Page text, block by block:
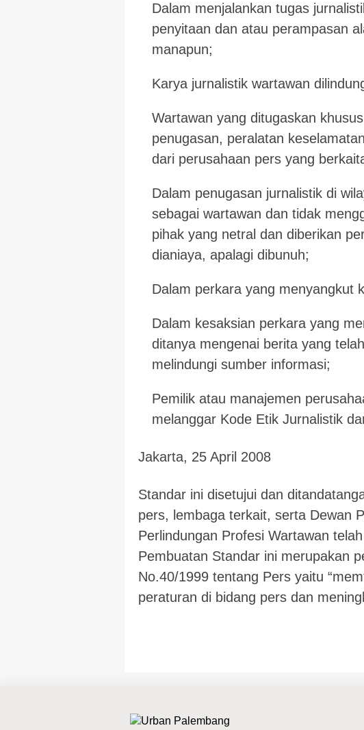
Dalam menjalankan tugas
penyitaan dan atau perampasan
manapun;
Karya jurnalistik wartawan
Wartawan yang ditugaskan
penugasan, peralatan
dari perusahaan pers yang
Dalam penugasan jurnalistik di
sebagai wartawan dan tidak
pihak yang netral dan diberikan
dianiaya, apalagi dibunuh;
Dalam perkara yang menyangkut
Dalam kesaksian perkara yang
ditanya mengenai berita yang
melindungi sumber informasi;
Pemilik atau manajemen
melanggar Kode Etik Jurnalistik
Jakarta, 25 April 2008
Standar ini disetujui dan
pers, lembaga terkait, serta Dewan
Perlindungan Profesi Wartawan
Pembuatan Standar ini merupakan
No.40/1999 tentang Pers yaitu
peraturan di bidang pers dan